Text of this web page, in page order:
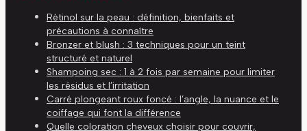
Rétinol sur la peau : définition, bienfaits et
précautions à connaître
Bronzer et blush : 3 techniques pour un teint
structuré et naturel
Shampoing sec : 1 à 2 fois par semaine pour limiter
les résidus et l’irritation
Carré plongeant roux foncé : l’angle, la nuance et le
coiffage qui font la différence
Quelle coloration cheveux choisir pour couvrir,